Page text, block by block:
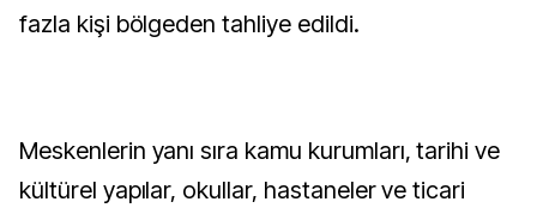
fazla kişi bölgeden tahliye edildi.
Meskenlerin yanı sıra kamu kurumları, tarihi ve
kültürel yapılar, okullar, hastaneler ve ticari